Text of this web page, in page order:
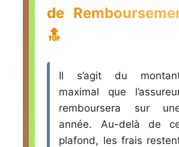
de
🔝
Il s’agit du
maximal que
remboursera sur
année. Au-delà de
plafond, les frais